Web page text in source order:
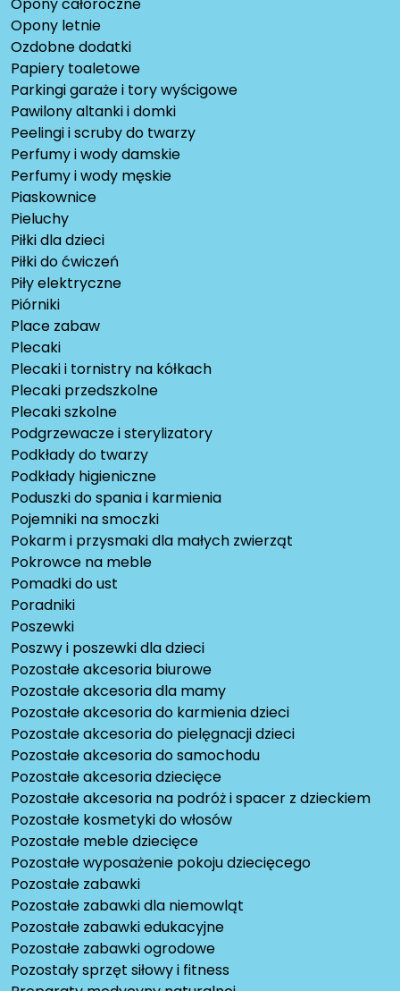
Opony całoroczne
Opony letnie
Ozdobne dodatki
Papiery toaletowe
Parkingi garaże i tory wyścigowe
Pawilony altanki i domki
Peelingi i scruby do twarzy
Perfumy i wody damskie
Perfumy i wody męskie
Piaskownice
Pieluchy
Piłki dla dzieci
Piłki do ćwiczeń
Piły elektryczne
Piórniki
Place zabaw
Plecaki
Plecaki i tornistry na kółkach
Plecaki przedszkolne
Plecaki szkolne
Podgrzewacze i sterylizatory
Podkłady do twarzy
Podkłady higieniczne
Poduszki do spania i karmienia
Pojemniki na smoczki
Pokarm i przysmaki dla małych zwierząt
Pokrowce na meble
Pomadki do ust
Poradniki
Poszewki
Poszwy i poszewki dla dzieci
Pozostałe akcesoria biurowe
Pozostałe akcesoria dla mamy
Pozostałe akcesoria do karmienia dzieci
Pozostałe akcesoria do pielęgnacji dzieci
Pozostałe akcesoria do samochodu
Pozostałe akcesoria dziecięce
Pozostałe akcesoria na podróż i spacer z dzieckiem
Pozostałe kosmetyki do włosów
Pozostałe meble dziecięce
Pozostałe wyposażenie pokoju dziecięcego
Pozostałe zabawki
Pozostałe zabawki dla niemowląt
Pozostałe zabawki edukacyjne
Pozostałe zabawki ogrodowe
Pozostały sprzęt siłowy i fitness